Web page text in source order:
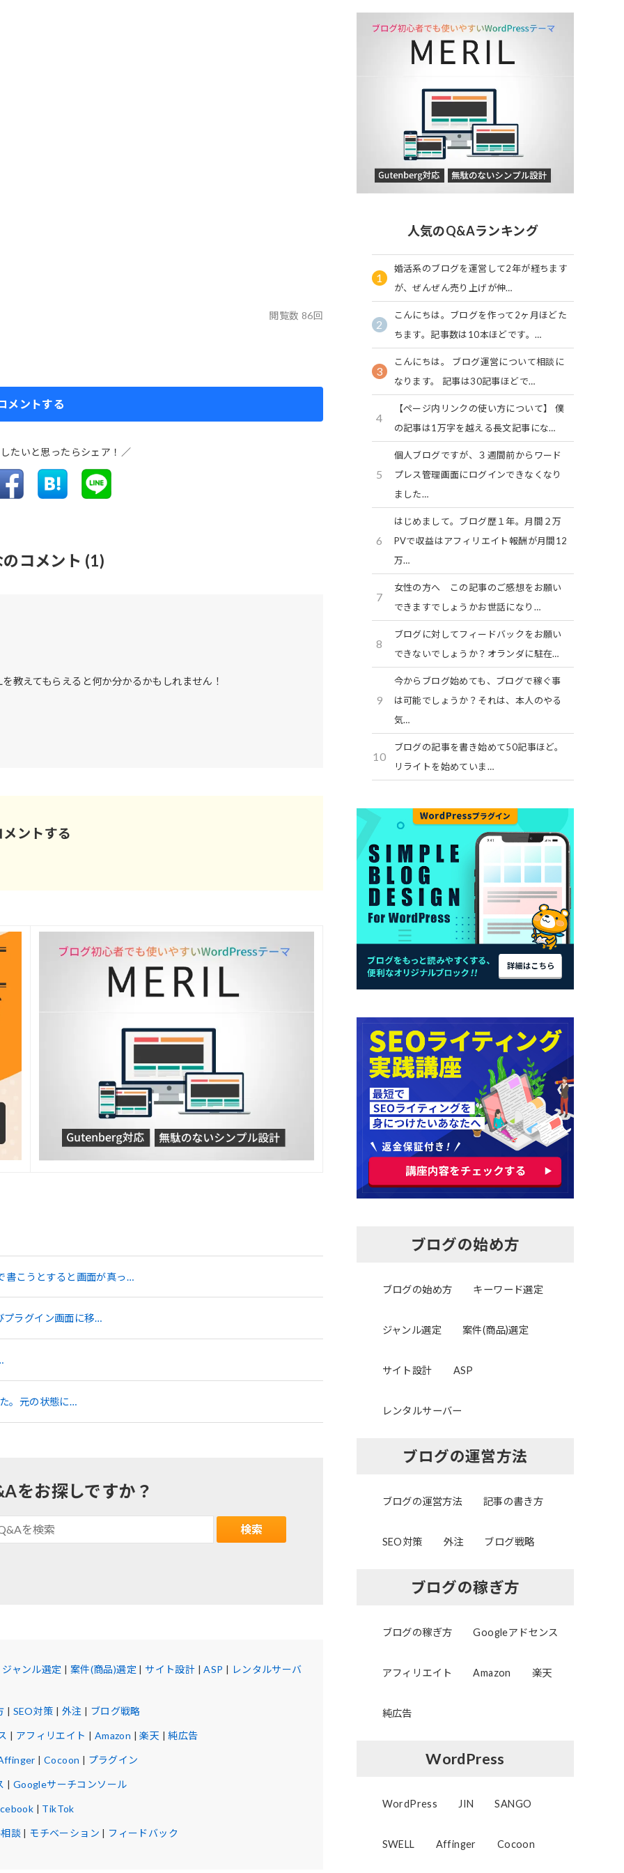
閲覧数 86回
メントする
たいと思ったらシェア！／
コメント (1)
教えてもらえると何か分かるかもしれません！
メントする
書こうとすると画面が真っ…
ラグイン画面に移…
。元の状態に…
をお探しですか？
ジャンル選定 | 案件(商品)選定 | サイト設計 |ASP | レンタルサーバ
| SEO対策 | 外注 | ブログ戦略
| アフィリエイト | Amazon |楽天 |純広告
|Cocoon | プラグイン
| Googleサーチコンソール
| TikTok
談 | モチベーション | フィードバック
人気のQ&Aランキング
1
婚活系のブログを運営して2年が経ちます
が、ぜんぜん売り上げが伸…
2
こんにちは。ブログを作って2ヶ月ほどた
ちます。記事数は10本ほどです。…
3
こんにちは。 ブログ運営について相談に
なります。 記事は30記事ほどで…
4
【ページ内リンクの使い方について】 僕
の記事は1万字を越える長文記事にな…
5
個人ブログですが、３週間前からワード
プレス管理画面にログインできなくなり
ました…
6
はじめまして。ブログ歴１年。月間２万
PVで収益はアフィリエイト報酬が月間12
万…
7
女性の方へ この記事のご感想をお願い
できますでしょうかお世話になり…
8
ブログに対してフィードバックをお願い
できないでしょうか？オランダに駐在…
9
今からブログ始めても、ブログで稼ぐ事
は可能でしょうか？それは、本人のやる
気…
10
ブログの記事を書き始めて50記事ほど。
リライトを始めていま…
ブログの始め方
ブログの始め方 キーワード選定
ジャンル選定 案件(商品)選定
サイト設計 ASP
レンタルサーバー
ブログの運営方法
ブログの運営方法 記事の書き方
SEO対策 外注 ブログ戦略
ブログの稼ぎ方
ブログの稼ぎ方 Googleアドセンス
アフィリエイト Amazon 楽天
純広告
WordPress
WordPress JIN SANGO
SWELL Affinger Cocoon